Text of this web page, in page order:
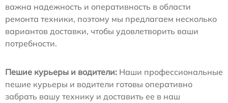
важна надежность и оперативность в области
ремонта техники, поэтому мы предлагаем несколько
вариантов доставки, чтобы удовлетворить ваши
потребности.
Пешие курьеры и водители: Наши профессиональные
пешие курьеры и водители готовы оперативно
забрать вашу технику и доставить ее в наш